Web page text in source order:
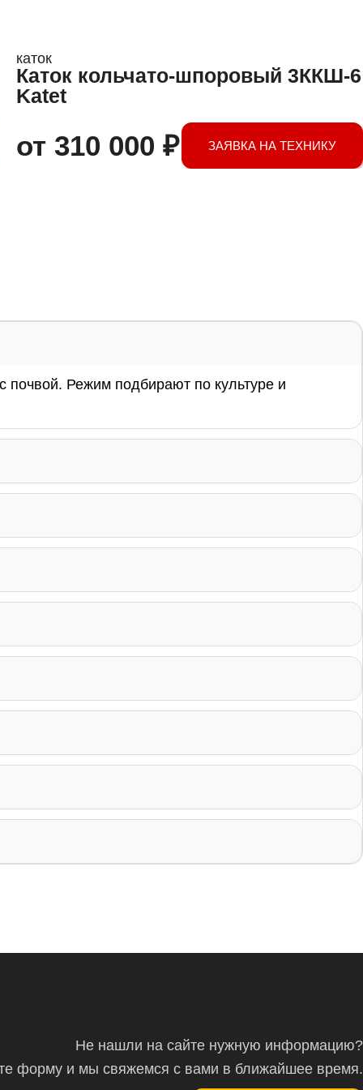
каток
Каток кольчато-шпоровый 3ККШ-6
Katet
от 310 000 ₽ ЗАЯВКА НА ТЕХНИКУ
почвой. Режим подбирают по культуре и
Не нашли на сайте нужную информацию?
форму и мы свяжемся с вами в ближайшее время.